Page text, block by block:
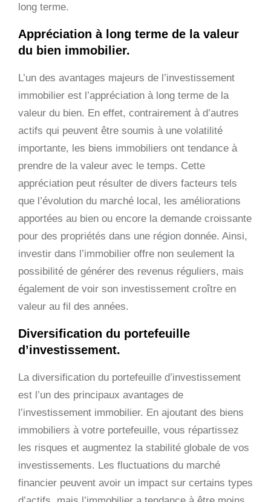
long terme.
Appréciation à long terme de la valeur
du bien immobilier.
L’un des avantages majeurs de l’investissement
immobilier est l’appréciation à long terme de la
valeur du bien. En effet, contrairement à d’autres
actifs qui peuvent être soumis à une volatilité
importante, les biens immobiliers ont tendance à
prendre de la valeur avec le temps. Cette
appréciation peut résulter de divers facteurs tels
que l’évolution du marché local, les améliorations
apportées au bien ou encore la demande croissante
pour des propriétés dans une région donnée. Ainsi,
investir dans l’immobilier offre non seulement la
possibilité de générer des revenus réguliers, mais
également de voir son investissement croître en
valeur au fil des années.
Diversification du portefeuille
d’investissement.
La diversification du portefeuille d’investissement
est l’un des principaux avantages de
l’investissement immobilier. En ajoutant des biens
immobiliers à votre portefeuille, vous répartissez
les risques et augmentez la stabilité globale de vos
investissements. Les fluctuations du marché
financier peuvent avoir un impact sur certains types